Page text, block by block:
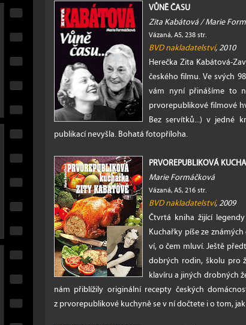
VŮNĚ ČASU
Zita Kabátová / Marie
Vázaná, A5, 238 str.
BVD nakladatelství, 2010
Herečka Zita Kabátová-
českého filmu. Ve svých
vám nyní přinášíme to
prvorepublikové filmové
Bez servítků...) v jedné
publikací nevyšla. Bohatá fotopříloha.
PRVOREPUBLIKOVÁ
Marie Formáčková
Vázaná, A5, 216 str.
BVD nakladatelství, 2009
Čtvrtá kniha žijící
Kuchařky píše ze
ví, o čem mluví. Ještě
dobrých rodin, školu pro
klavíru a jiných drobných
nám přiblížily originální recepty českých
z prvorepublikové kuchyně se v ní dočtete i o tom,